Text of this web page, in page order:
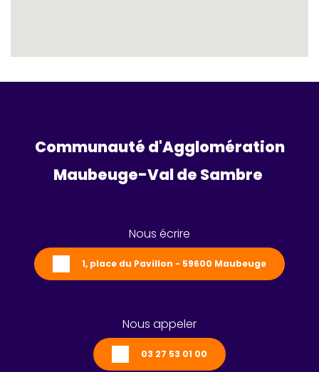
Communauté d'Agglomération
Maubeuge-Val de Sambre
Nous écrire
1, place du Pavillon - 59600 Maubeuge
Nous appeler
03 27 53 01 00